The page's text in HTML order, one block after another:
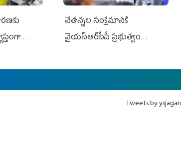
నేతన్నల సంక్షేమానికి
వైయ‌స్ఆర్‌సీపీ ప్రభుత్వం
Tweets by ysjagan